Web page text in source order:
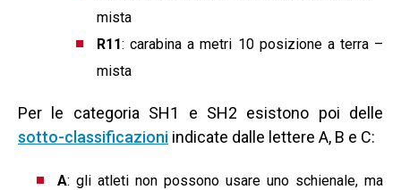
mista
R11: carabina a metri 10 posizione a terra –
mista
Per le categoria SH1 e SH2 esistono poi delle
sotto-classificazioni indicate dalle lettere A, B e C:
A: gli atleti non possono usare uno schienale, ma